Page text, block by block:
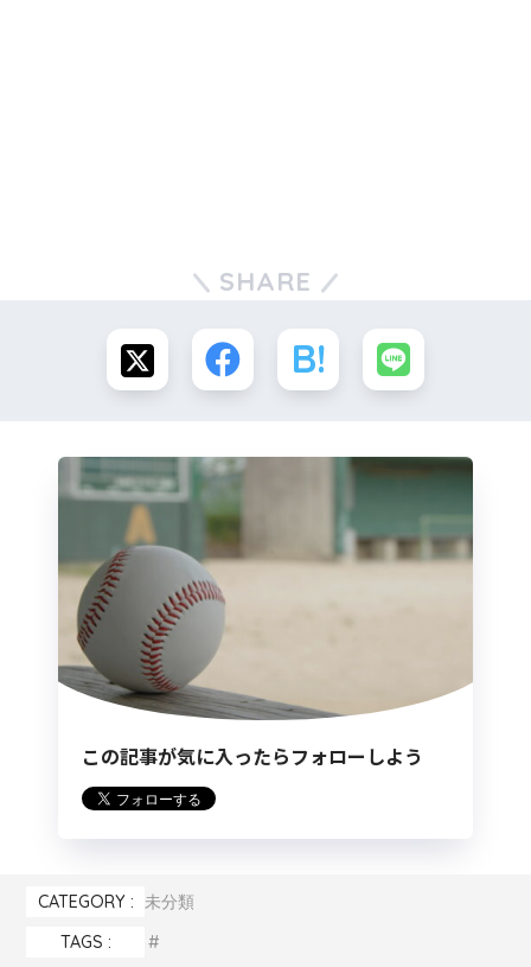
SHARE
この記事が気に入ったらフォローしよう
CATEGORY :
未分類
TAGS :